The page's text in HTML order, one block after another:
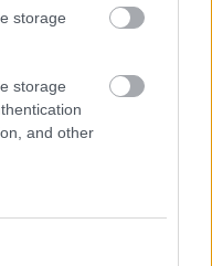
storage
storage
and other
Περδίκι
με τον